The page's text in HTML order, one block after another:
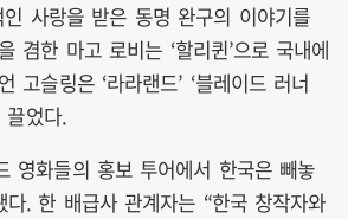
사랑을 받은 동명 완구의 이야기를
겸한 마고 로비는 ‘할리퀸’으로 국내에
고슬링은 ‘라라랜드’ ‘블레이드 러너
끌었다.
영화들의 홍보 투어에서 한국은 빼놓
. 한 배급사 관계자는 “한국 창작자와